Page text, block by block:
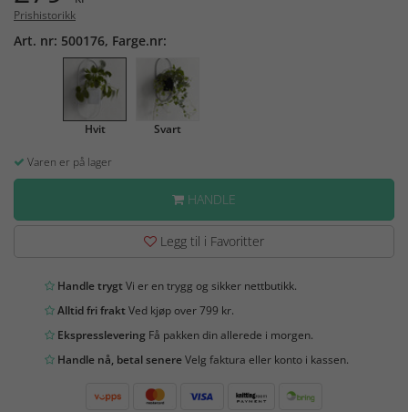
Prishistorikk
Art. nr: 500176, Farge.nr:
Hvit Svart
Varen er på lager
HANDLE
Legg til i Favoritter
Handle trygtVi er en trygg og sikker nettbutikk.
Alltid fri fraktVed kjøp over 799 kr.
Ekspresslevering Få pakken din allerede i morgen.
Handle nå, betal senereVelg faktura eller konto i kassen.